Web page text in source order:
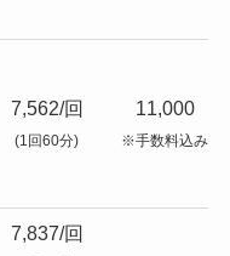
7,562/回
(1回60分)
11,000
※手数料込み
7,837/回